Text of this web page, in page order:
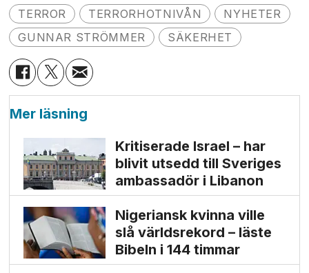
TERROR TERRORHOTNIVÅN
NYHETER
GUNNAR STRÖMMER
SÄKERHET
Mer läsning
Kritiserade Israel – har
blivit utsedd till Sveriges
ambassadör i Libanon
Nigeriansk kvinna ville
slå världs­rekord – läste
Bibeln i 144 timmar